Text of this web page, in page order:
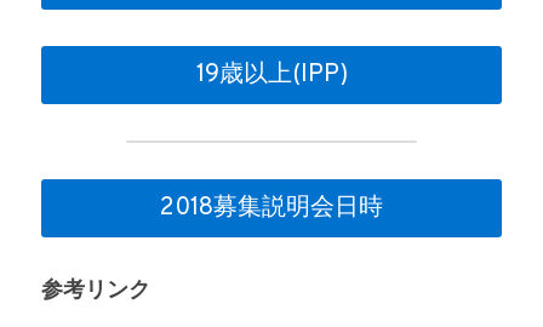
19歳以上(IPP)
2018募集説明会日時
参考リンク